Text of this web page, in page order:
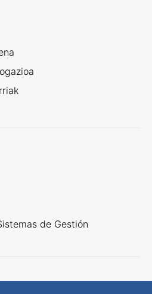
de Gestión